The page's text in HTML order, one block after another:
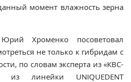
момент влажность зерна
Хроменко посоветовал
не только к гибридам с
по словам эксперта из «КВС-
из линейки UNIQUEDENT